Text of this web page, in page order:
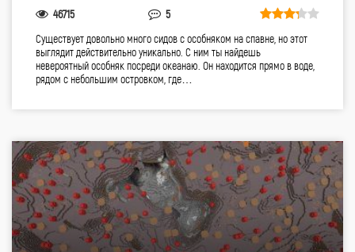
46715 5
Существует довольно много сидов с особняком на спавне, но этот
выглядит действительно уникально. С ним ты найдешь
невероятный особняк посреди океанаю. Он находится прямо в воде,
рядом с небольшим островком, где…